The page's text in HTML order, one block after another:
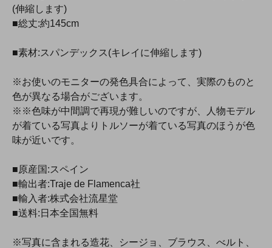
(伸縮します)
■総丈:約145cm
■素材:スパンデックス(キレイに伸縮します)
※お使いのモニターの発色具合によって、実際のものと
色が異なる場合がございます。
※※色味が中間調で再現が難しいのですが、人物モデル
が着ている写真よりトルソーが着ている写真のほうが色
味が近いです。
■原産国:スペイン
■輸出者:Traje de Flamenca社
■輸入者:株式会社流星堂
■送料:日本全国無料
※写真に含まれる造花、シージョ、ブラウス、べルト、